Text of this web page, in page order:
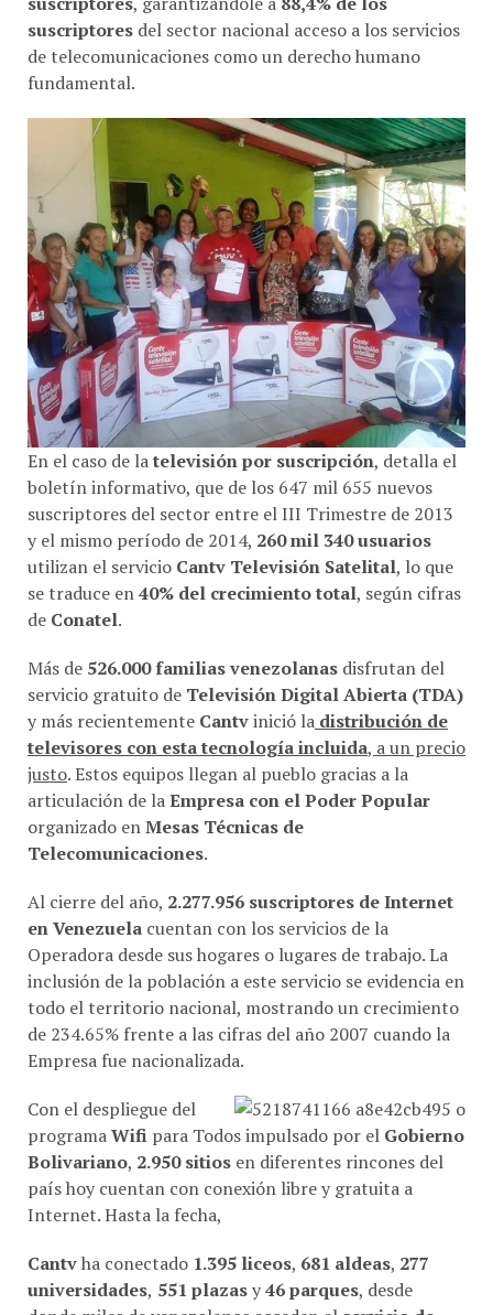
suscriptoresdel sector nacional acceso a los servicios
de telecomunicaciones como un derecho humano
fundamental.
En el caso de la televisión por suscripción , detalla el
boletín informativo, que de los 647 mil 655 nuevos
suscriptores del sector entre el III Trimestre de 2013
y el mismo período de 2014,260 mil 340 usuarios
utilizan el servicioCantv Televisión Satelital, lo que
se traduce en40% del crecimiento total, según cifras
deConatel.
servicio gratuito deTelevisión Digital Abierta (TDA)
y más recientementeCantvinició ladistribución de
televisores con esta tecnología incluida, a un precio
justo. Estos equipos llegan al pueblo gracias a la
articulación de laEmpresa con el Poder Popular
organizado enMesas Técnicas de
Telecomunicaciones .
en Venezuelacuentan con los servicios de la
Operadora desde sus hogares o lugares de trabajo. La
inclusión de la población a este servicio se evidencia en
todo el territorio nacional, mostrando un crecimiento
de 234.65% frente a las cifras del año 2007 cuando la
Empresa fue nacionalizada.
programaWifipara Todos impulsado por elGobierno
Bolivariano,2.950 sitiosen diferentes rincones del
país hoy cuentan con conexión libre y gratuita a
Internet. Hasta la fecha,
universidades,551 plazasy46 parques, desde
donde miles de venezolanos acceden alservicio de